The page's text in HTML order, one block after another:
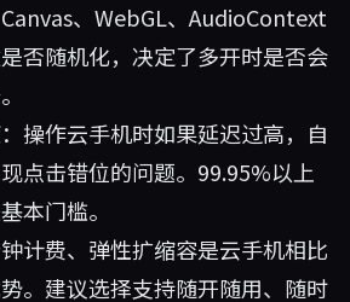
、WebGL、AudioContext
否随机化，决定了多开时是否会
：操作云手机时如果延迟过高，自
点击错位的问题。99.95%以上
本门槛。
计费、弹性扩缩容是云手机相比
。建议选择支持随开随用、随时